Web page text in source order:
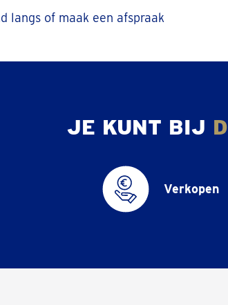
langs of maak een afspraak
JE KUNT BIJ
Verkopen